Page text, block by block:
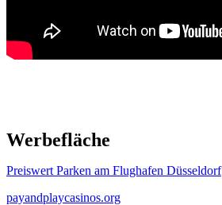
Werbefläche
Preiswert Parken am Flughafen Düsseldorf
payandplaycasinos.org